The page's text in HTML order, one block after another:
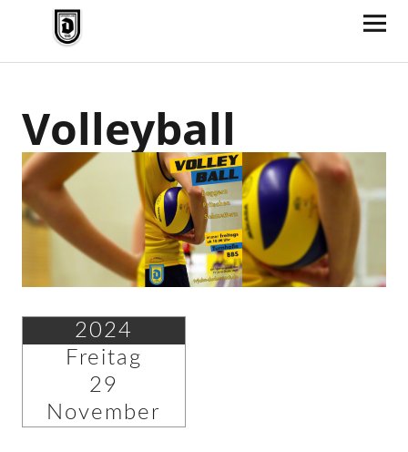
TV Jahn Duderstadt
Volleyball
2024
Freitag
29
November